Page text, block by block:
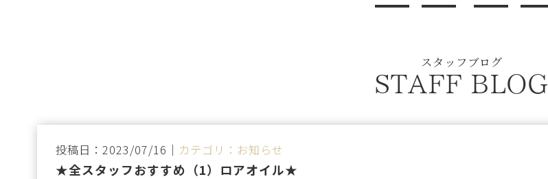
スタッフブログ
STAFF BLOG
投稿日：2023/07/16｜ カテゴリ：お知らせ
★全スタッフおすすめ（1）ロアオイル★